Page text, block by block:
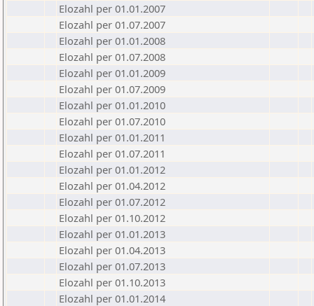
Elozahl per 01.01.2007
Elozahl per 01.07.2007
Elozahl per 01.01.2008
Elozahl per 01.07.2008
Elozahl per 01.01.2009
Elozahl per 01.07.2009
Elozahl per 01.01.2010
Elozahl per 01.07.2010
Elozahl per 01.01.2011
Elozahl per 01.07.2011
Elozahl per 01.01.2012
Elozahl per 01.04.2012
Elozahl per 01.07.2012
Elozahl per 01.10.2012
Elozahl per 01.01.2013
Elozahl per 01.04.2013
Elozahl per 01.07.2013
Elozahl per 01.10.2013
Elozahl per 01.01.2014